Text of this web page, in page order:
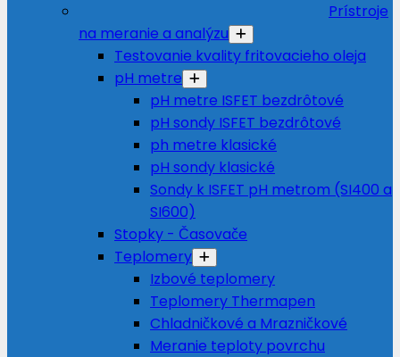
Prístroje
na meranie a analýzu
Testovanie kvality fritovacieho oleja
pH metre
pH metre ISFET bezdrôtové
pH sondy ISFET bezdrôtové
ph metre klasické
pH sondy klasické
Sondy k ISFET pH metrom (SI400 a
SI600)
Stopky - Časovače
Teplomery
Izbové teplomery
Teplomery Thermapen
Chladničkové a Mrazničkové
Meranie teploty povrchu